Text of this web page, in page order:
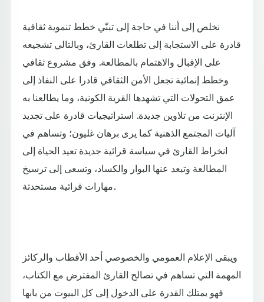
نخلص إلى أننا في حاجة إلى تبنّي خطط تنموية ثقافية
قادرة على الاستجابة إلى تطلعات القارئ، وبالتالي تشجيعه
على الإقبال والاهتمام بالمطالعة. وفق مشروع ثقافي
وخطط إنمائية تجعل الأمن الثقافي قادرا على النفاذ إلى
عمق التحولات التي تشهدها القرية الكونية، وما يطالعنا به
الإنترنت من تلاوين جديدة. استراتيجيات قادرة على تجديد
آليات المجتمع الذهنية كما يرى برهان غليون؛ وتساهم في
انخراط القارئ في سياسة قرائية جديدة تعيد الحياة إلى
المطالعة وتبعد عنها البوار والكساد، وتسعى إلى ترسيخ
مهارات قرائية مستحدثة.
ويبقى الإعلام العمومي والخصوصي أحد الأقطاب والركائز
المهمة التي تساهم في تصالح القارئ المفترض مع الكتاب،
فهو يمتلك القدرة على الدخول إلى كل البيوت من بابها